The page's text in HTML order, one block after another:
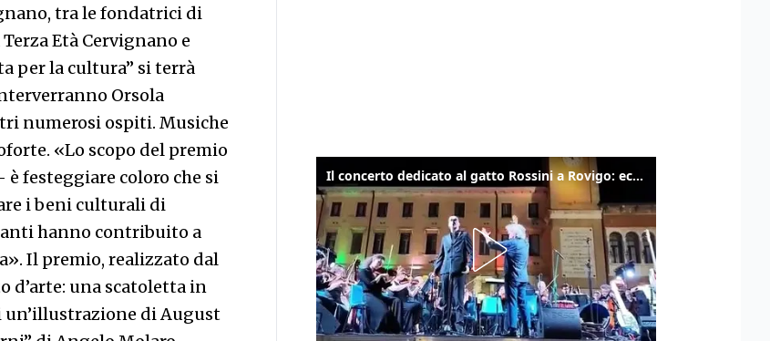
tra le fondatrici di
Età Cervignano e
per la cultura” si terrà
Orsola
numerosi ospiti. Musiche
«Lo scopo del premio
festeggiare coloro che si
i beni culturali di
hanno contribuito a
Il premio, realizzato dal
d’arte: una scatoletta in
di August
Il concerto dedicato al gatto Rossini a Rovigo: ecco un estratto